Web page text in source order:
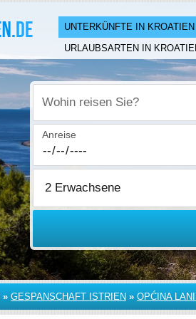
UNTERKÜNFTE IN KROATIEN
URLAUBSARTEN IN
Wohin reisen Sie?
Anreise
» GESPANSCHAFT ISTRIEN » OPĆINA